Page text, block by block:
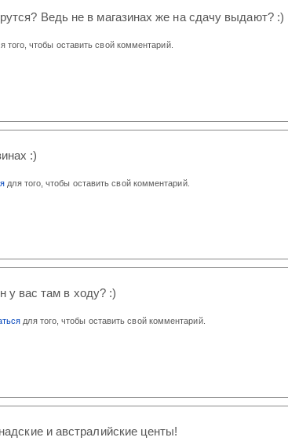
Ведь не в магазинах же на сдачу выдают? :)
того, чтобы оставить свой комментарий.
:)
для того, чтобы оставить свой комментарий.
у вас там в ходу? :)
для того, чтобы оставить свой комментарий.
и австралийские центы!